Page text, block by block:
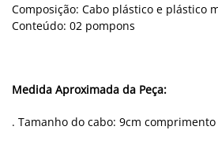
Composição: Cabo plástico e plástico
Conteúdo: 02 pompons
Medida Aproximada da Peça:
. Tamanho do cabo: 9cm